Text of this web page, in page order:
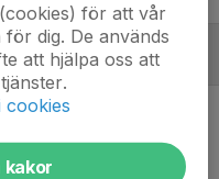
för att vår
dig. De används
att hjälpa oss att
cookies
kakor